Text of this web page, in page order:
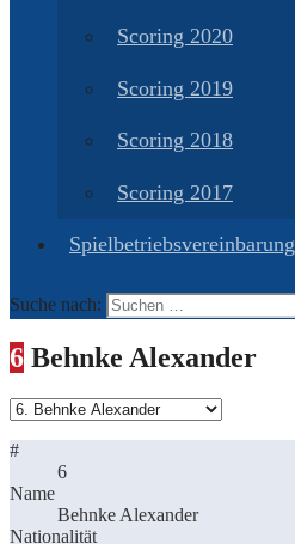
Scoring 2020
Scoring 2019
Scoring 2018
Scoring 2017
Spielbetriebsvereinbarung
Suche nach:
6 Behnke Alexander
#
6
Name
Behnke Alexander
Nationalität